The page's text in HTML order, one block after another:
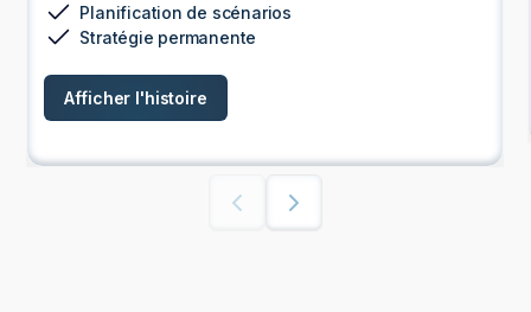
Planification de scénarios
Stratégie permanente
Afficher l'histoire